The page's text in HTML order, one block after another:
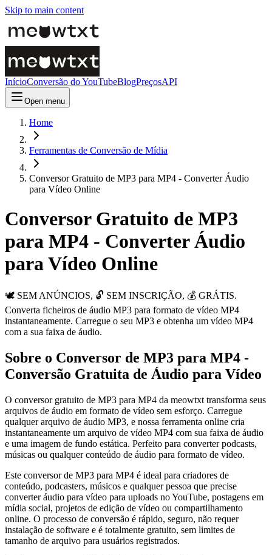
Skip to main content
InícioConversão do YouTubeBlogPreçosAPI
Open menu
Home
Ferramentas de Conversão de Mídia
Conversor Gratuito de MP3 para MP4 - Converter Áudio
para Vídeo Online
Conversor Gratuito de MP3
para MP4 - Converter Áudio
para Vídeo Online
🕊️ SEM ANÚNCIOS, 🔓 SEM INSCRIÇÃO, 💰 GRÁTIS.
Converta ficheiros de áudio MP3 para formato de vídeo MP4
instantaneamente. Carregue o seu MP3 e obtenha um vídeo MP4
com a sua faixa de áudio.
Sobre o Conversor de MP3 para MP4 -
Conversão Gratuita de Áudio para Vídeo
O conversor gratuito de MP3 para MP4 da meowtxt transforma seus
arquivos de áudio em formato de vídeo sem esforço. Carregue
qualquer arquivo de áudio MP3, e nossa ferramenta online cria
instantaneamente um arquivo de vídeo MP4 com sua faixa de áudio
e uma imagem de fundo estática. Perfeito para converter podcasts,
músicas ou qualquer conteúdo de áudio para formato de vídeo.
Este conversor de MP3 para MP4 é ideal para criadores de
conteúdo, podcasters, músicos e qualquer pessoa que precise
converter áudio para vídeo para uploads no YouTube, postagens em
mídia social, projetos de edição de vídeo ou compartilhamento
online. O processo de conversão é rápido, seguro, não requer
instalação de software e é totalmente gratuito, sem limites de
tamanho de arquivo para usuários registrados.